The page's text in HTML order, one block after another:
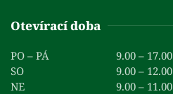
Otevírací doba
PO – PÁ
9.00 – 17.00
SO
9.00 – 12.00
NE
9.00 – 11.00